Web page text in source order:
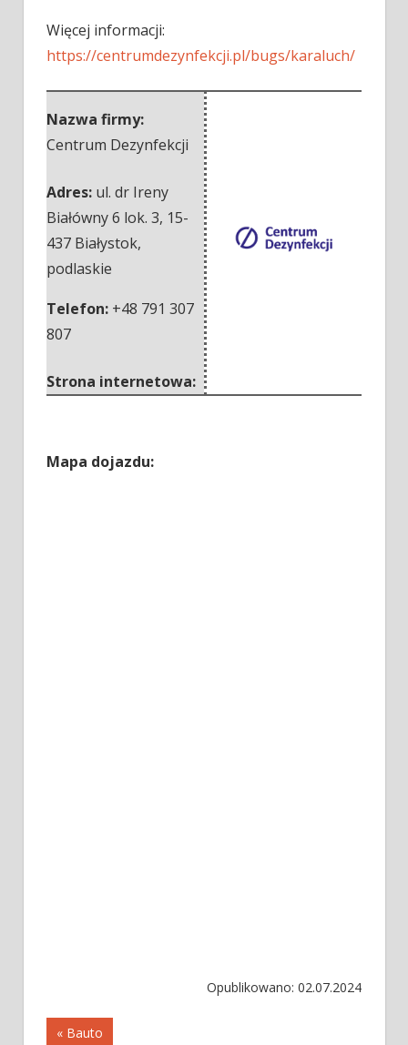
Więcej informacji:
https://centrumdezynfekcji.pl/bugs/karaluch/
Nazwa firmy:
Centrum Dezynfekcji
Adres: ul. dr Ireny
Białówny 6 lok. 3, 15-
437 Białystok,
podlaskie
Telefon: +48 791 307
807
Strona internetowa:
Mapa dojazdu:
Opublikowano: 02.07.2024
Nawigacja
« Bauto